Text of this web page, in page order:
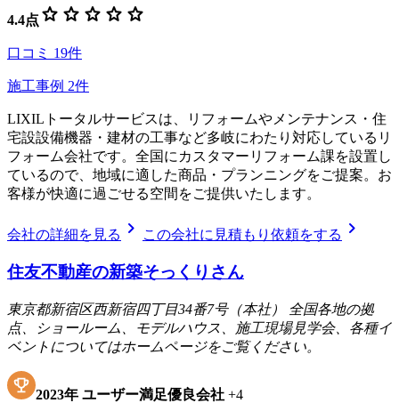
4.4点 star star star star star
口コミ 19件
施工事例 2件
LIXILトータルサービスは、リフォームやメンテナンス・住
宅設設備機器・建材の工事など多岐にわたり対応しているリ
フォーム会社です。全国にカスタマーリフォーム課を設置し
ているので、地域に適した商品・プランニングをご提案。お
客様が快適に過ごせる空間をご提供いたします。
会社の詳細を見る chevron_right この会社に見積もり依頼をする chevron_right
住友不動産の新築そっくりさん
東京都新宿区西新宿四丁目34番7号（本社） 全国各地の拠
点、ショールーム、モデルハウス、施工現場見学会、各種イ
ベントについてはホームページをご覧ください。
2023年 ユーザー満足優良会社 +4